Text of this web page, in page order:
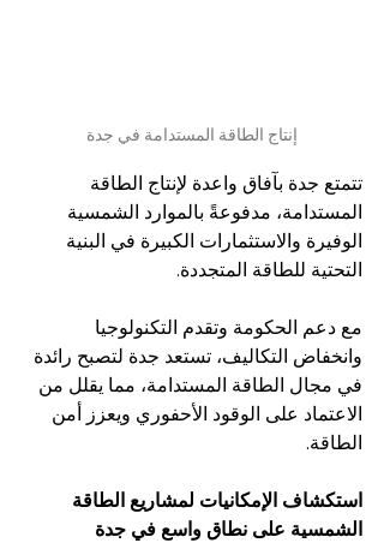
إنتاج الطاقة المستدامة في جدة
تتمتع جدة بآفاق واعدة لإنتاج الطاقة
المستدامة، مدفوعةً بالموارد الشمسية
الوفيرة والاستثمارات الكبيرة في البنية
التحتية للطاقة المتجددة.
مع دعم الحكومة وتقدم التكنولوجيا
وانخفاض التكاليف، تستعد جدة لتصبح رائدة
في مجال الطاقة المستدامة، مما يقلل من
الاعتماد على الوقود الأحفوري ويعزز أمن
الطاقة.
استكشاف الإمكانيات لمشاريع الطاقة
الشمسية على نطاق واسع في جدة